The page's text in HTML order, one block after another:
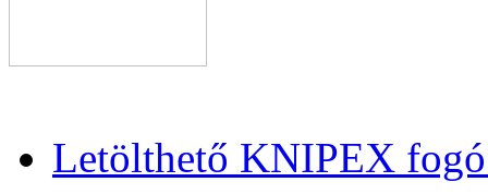
Letölthető KNIPEX fogó